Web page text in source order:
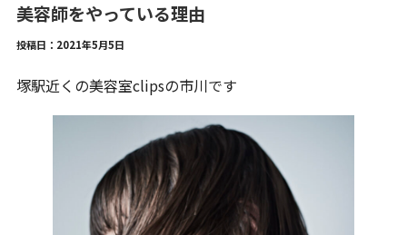
美容師をやっている理由
投稿日：2021年5月5日
塚駅近くの美容室clipsの市川です